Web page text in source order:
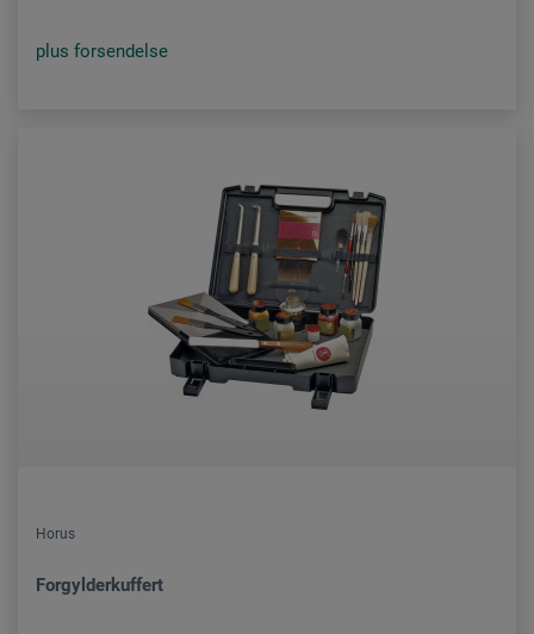
plus forsendelse
Horus
Forgylderkuffert